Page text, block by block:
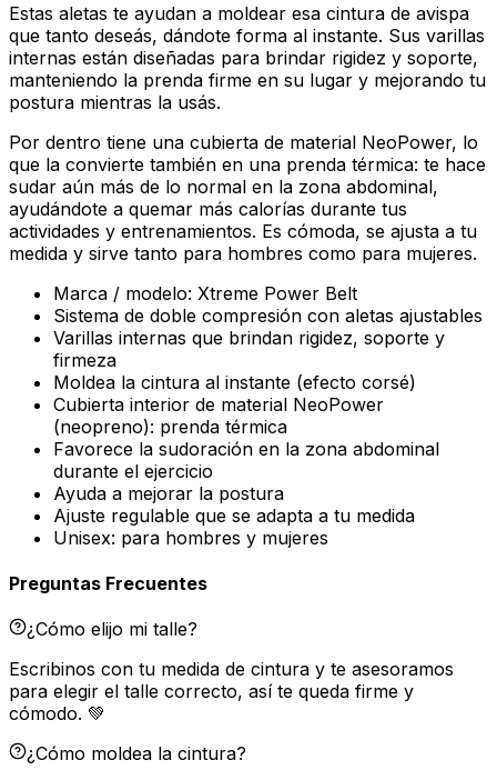
Estas aletas te ayudan a moldear esa cintura de avispa
que tanto deseás, dándote forma al instante. Sus varillas
internas están diseñadas para brindar rigidez y soporte,
manteniendo la prenda firme en su lugar y mejorando tu
postura mientras la usás.
Por dentro tiene una cubierta de material NeoPower, lo
que la convierte también en una prenda térmica: te hace
sudar aún más de lo normal en la zona abdominal,
ayudándote a quemar más calorías durante tus
actividades y entrenamientos. Es cómoda, se ajusta a tu
medida y sirve tanto para hombres como para mujeres.
Marca / modelo: Xtreme Power Belt
Sistema de doble compresión con aletas ajustables
Varillas internas que brindan rigidez, soporte y
firmeza
Moldea la cintura al instante (efecto corsé)
Cubierta interior de material NeoPower
(neopreno): prenda térmica
Favorece la sudoración en la zona abdominal
durante el ejercicio
Ayuda a mejorar la postura
Ajuste regulable que se adapta a tu medida
Unisex: para hombres y mujeres
Preguntas Frecuentes
¿Cómo elijo mi talle?
Escribinos con tu medida de cintura y te asesoramos
para elegir el talle correcto, así te queda firme y
cómodo. 💚
¿Cómo moldea la cintura?